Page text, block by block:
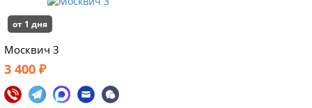
от 1 дня
Москвич 3
3 400 ₽